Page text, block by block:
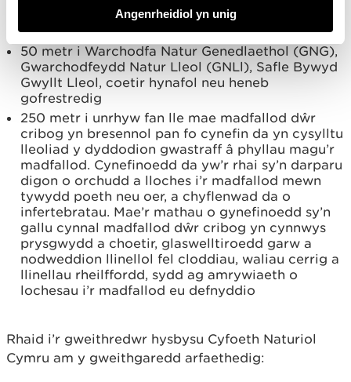
Angenrheidiol yn unig
Safle o Ddiddordeb Gwyddonol Arbennig
(SoDdGA)
50 metr i Warchodfa Natur Genedlaethol (GNG),
Gwarchodfeydd Natur Lleol (GNLl), Safle Bywyd
Gwyllt Lleol, coetir hynafol neu heneb
gofrestredig
250 metr i unrhyw fan lle mae madfallod dŵr
cribog yn bresennol pan fo cynefin da yn cysylltu
lleoliad y dyddodion gwastraff â phyllau magu’r
madfallod. Cynefinoedd da yw’r rhai sy’n darparu
digon o orchudd a lloches i’r madfallod mewn
tywydd poeth neu oer, a chyflenwad da o
infertebratau. Mae’r mathau o gynefinoedd sy’n
gallu cynnal madfallod dŵr cribog yn cynnwys
prysgwydd a choetir, glaswelltiroedd garw a
nodweddion llinellol fel cloddiau, waliau cerrig a
llinellau rheilffordd, sydd ag amrywiaeth o
lochesau i’r madfallod eu defnyddio
Rhaid i’r gweithredwr hysbysu Cyfoeth Naturiol
Cymru am y gweithgaredd arfaethedig: